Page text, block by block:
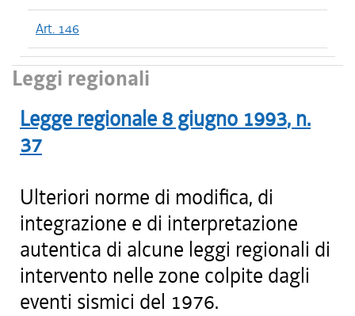
Art. 146
Leggi regionali
Legge regionale 8 giugno 1993, n.
37
Ulteriori norme di modifica, di
integrazione e di interpretazione
autentica di alcune leggi regionali di
intervento nelle zone colpite dagli
eventi sismici del 1976.